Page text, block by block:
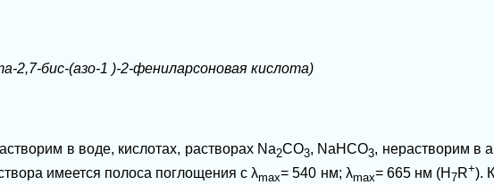
2,7-бис-(азо-1 )-2-фениларсоновая кислота)
в воде, кислотах, растворах Na2CО3, NaHCО3, нерастворим в
имеется полоса поглощения сλmах= 540 нм; λmах= 665 нм (Н7R+).